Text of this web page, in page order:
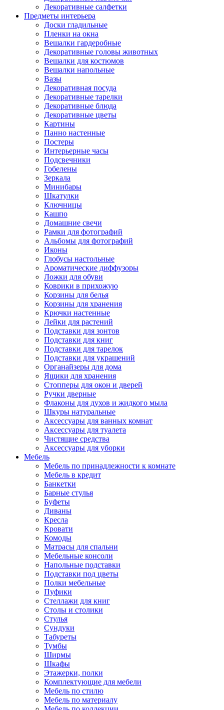
Декоративные салфетки
Предметы интерьера
Доски гладильные
Пленки на окна
Вешалки гардеробные
Декоративные головы животных
Вешалки для костюмов
Вешалки напольные
Вазы
Декоративная посуда
Декоративные тарелки
Декоративные блюда
Декоративные цветы
Картины
Панно настенные
Постеры
Интерьерные часы
Подсвечники
Гобелены
Зеркала
Минибары
Шкатулки
Ключницы
Кашпо
Домашние свечи
Рамки для фотографий
Альбомы для фотографий
Иконы
Глобусы настольные
Ароматические диффузоры
Ложки для обуви
Коврики в прихожую
Корзины для белья
Корзины для хранения
Крючки настенные
Лейки для растений
Подставки для зонтов
Подставки для книг
Подставки для тарелок
Подставки для украшений
Органайзеры для дома
Ящики для хранения
Стопперы для окон и дверей
Ручки дверные
Флаконы для духов и жидкого мыла
Шкуры натуральные
Аксессуары для ванных комнат
Аксессуары для туалета
Чистящие средства
Аксессуары для уборки
Мебель
Мебель по принадлежности к комнате
Мебель в кредит
Банкетки
Барные стулья
Буфеты
Диваны
Кресла
Кровати
Комоды
Матрасы для спальни
Мебельные консоли
Напольные подставки
Подставки под цветы
Полки мебельные
Пуфики
Стеллажи для книг
Столы и столики
Стулья
Сундуки
Табуреты
Тумбы
Ширмы
Шкафы
Этажерки, полки
Комплектующие для мебели
Мебель по стилю
Мебель по материалу